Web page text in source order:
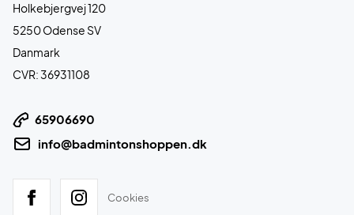
Holkebjergvej 120
5250 Odense SV
Danmark
CVR: 36931108
65906690
info@badmintonshoppen.dk
Cookies